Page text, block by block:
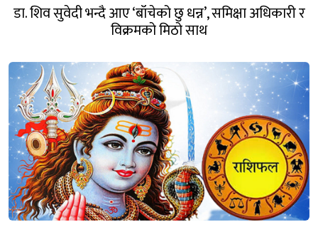
डा. शिव सुवेदी भन्दै आए ‘बाँचेको छु धन्न’, समिक्षा अधिकारी र
विक्रमको मिठो साथ